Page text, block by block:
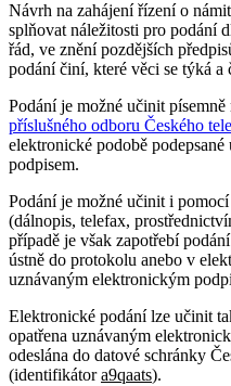
Návrh na zahájení řízení o
splňovat náležitosti pro podání
řád, ve znění pozdějších
podání činí, které věci se týká a
Podání je možné učinit
příslušného odboru Českého
elektronické podobě
podpisem.
Podání je možné učinit i
(dálnopis, telefax,
případě je však zapotřebí
ústně do protokolu anebo v
uznávaným elektronickým
Elektronické podání lze učinit
opatřena uznávaným
odeslána do datové schránky
(identifikátora9qaats).